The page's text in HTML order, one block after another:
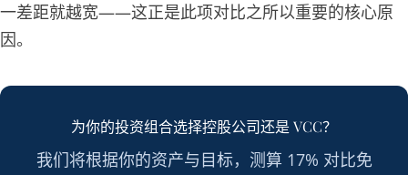
一差距就越宽——这正是此项对比之所以重要的核心原
因。
为你的投资组合选择控股公司还是 VCC？
我们将根据你的资产与目标，测算 17% 对比免